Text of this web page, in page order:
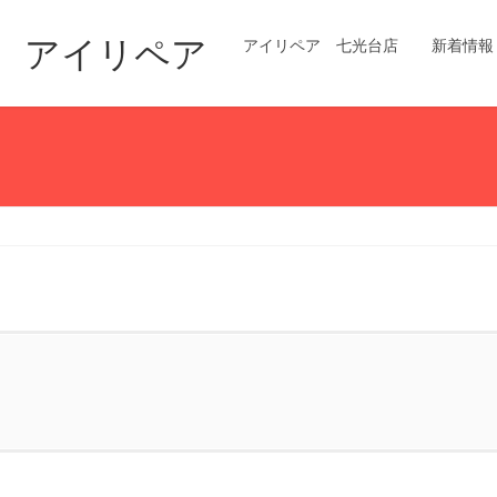
アイリペア アイリペア 七光台店 新着情報